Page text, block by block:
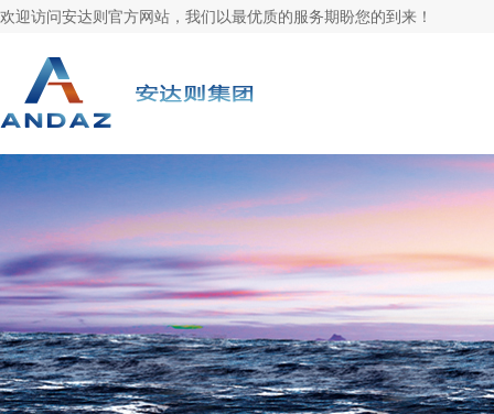
欢迎访问安达则官方网站，我们以最优质的服务期盼您的到来！